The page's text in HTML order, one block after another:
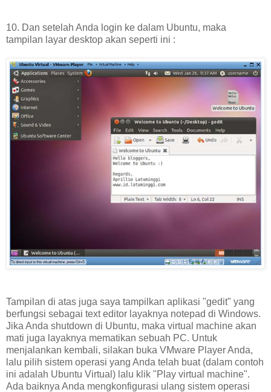
10. Dan setelah Anda login ke dalam Ubuntu, maka
tampilan layar desktop akan seperti ini :
Tampilan di atas juga saya tampilkan aplikasi "gedit" yang
berfungsi sebagai text editor layaknya notepad di Windows.
Jika Anda shutdown di Ubuntu, maka virtual machine akan
mati juga layaknya mematikan sebuah PC. Untuk
menjalankan kembali, silakan buka VMware Player Anda,
lalu pilih sistem operasi yang Anda telah buat (dalam contoh
ini adalah Ubuntu Virtual) lalu klik "Play virtual machine".
Ada baiknya Anda mengkonfigurasi ulang sistem operasi